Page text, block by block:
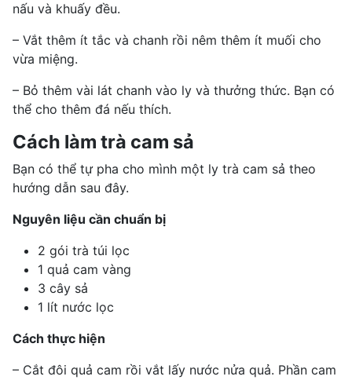
nấu và khuấy đều.
– Vắt thêm ít tắc và chanh rồi nêm thêm ít muối cho
vừa miệng.
– Bỏ thêm vài lát chanh vào ly và thưởng thức. Bạn có
thể cho thêm đá nếu thích.
Cách làm trà cam sả
Bạn có thể tự pha cho mình một ly trà cam sả theo
hướng dẫn sau đây.
Nguyên liệu cần chuẩn bị
2 gói trà túi lọc
1 quả cam vàng
3 cây sả
1 lít nước lọc
Cách thực hiện
– Cắt đôi quả cam rồi vắt lấy nước nửa quả. Phần cam